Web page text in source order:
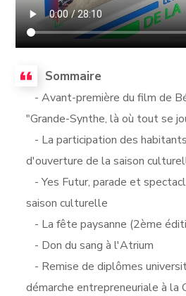
Sommaire
- Avant-première du film de
"Grande-Synthe, là où tout se
- La participation des
d'ouverture de la saison
- Yes Futur, parade et
saison culturelle
- La fête paysanne (2ème
- Don du sang à l'Atrium
- Remise de diplômes
démarche entrepreneuriale à la